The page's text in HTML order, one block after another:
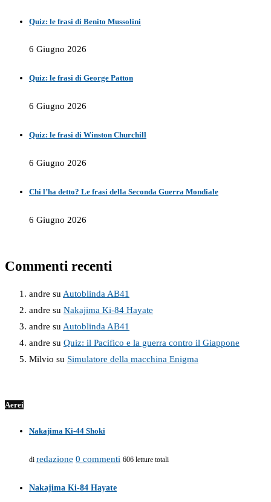
Quiz: le frasi di Benito Mussolini
6 Giugno 2026
Quiz: le frasi di George Patton
6 Giugno 2026
Quiz: le frasi di Winston Churchill
6 Giugno 2026
Chi l’ha detto? Le frasi della Seconda Guerra Mondiale
6 Giugno 2026
Commenti recenti
andre su Autoblinda AB41
andre su Nakajima Ki-84 Hayate
andre su Autoblinda AB41
andre su Quiz: il Pacifico e la guerra contro il Giappone
Milvio su Simulatore della macchina Enigma
Aerei
Nakajima Ki-44 Shoki
di redazione 0 commenti 606 letture totali
Nakajima Ki-84 Hayate